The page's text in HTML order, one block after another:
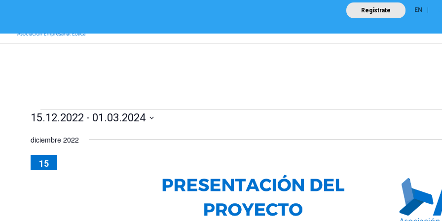
Regístrate EN
Eventos
15.12.2022 - 01.03.2024
fecha.
diciembre 2022
15